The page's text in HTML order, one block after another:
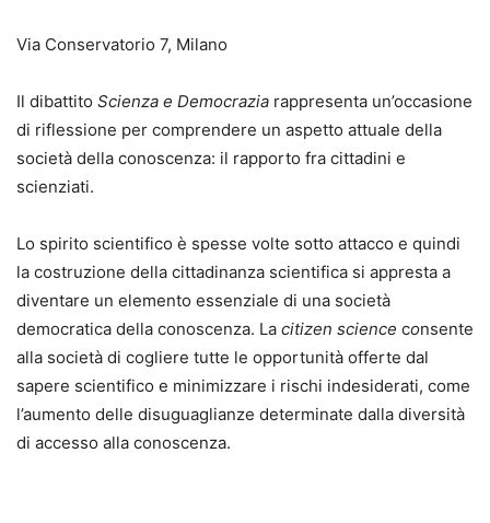
Via Conservatorio 7, Milano
Il dibattito Scienza e Democrazia rappresenta un’occasione
di riflessione per comprendere un aspetto attuale della
società della conoscenza: il rapporto fra cittadini e
scienziati.
Lo spirito scientifico è spesse volte sotto attacco e quindi
la costruzione della cittadinanza scientifica si appresta a
diventare un elemento essenziale di una società
democratica della conoscenza. La citizen science consente
alla società di cogliere tutte le opportunità offerte dal
sapere scientifico e minimizzare i rischi indesiderati, come
l’aumento delle disuguaglianze determinate dalla diversità
di accesso alla conoscenza.